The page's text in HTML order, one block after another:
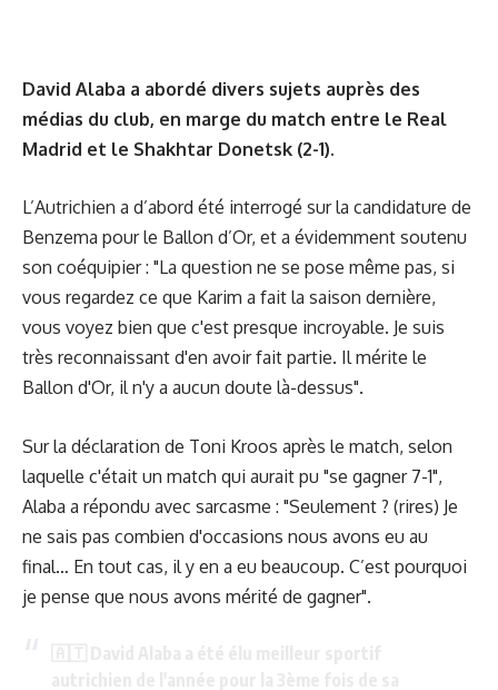
David Alaba a abordé divers sujets auprès des
médias du club, en marge du match entre le Real
Madrid et le Shakhtar Donetsk (2-1).
L’Autrichien a d’abord été interrogé sur la candidature de
Benzema pour le Ballon d’Or, et a évidemment soutenu
son coéquipier : "La question ne se pose même pas, si
vous regardez ce que Karim a fait la saison dernière,
vous voyez bien que c'est presque incroyable. Je suis
très reconnaissant d'en avoir fait partie. Il mérite le
Ballon d'Or, il n'y a aucun doute là-dessus".
Sur la déclaration de Toni Kroos après le match, selon
laquelle c'était un match qui aurait pu "se gagner 7-1",
Alaba a répondu avec sarcasme : "Seulement ? (rires) Je
ne sais pas combien d'occasions nous avons eu au
final… En tout cas, il y en a eu beaucoup. C’est pourquoi
je pense que nous avons mérité de gagner".